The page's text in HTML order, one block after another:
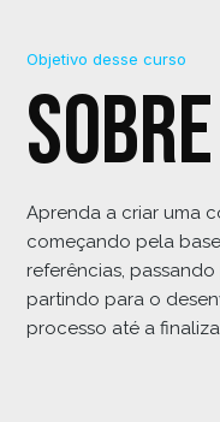
Objetivo desse curso
Aprenda a criar uma
começando pela
referências,
partindo para o
processo até a